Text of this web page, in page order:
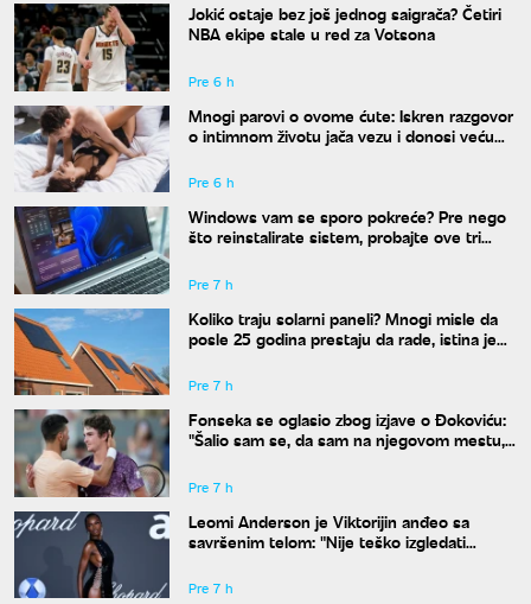
Jokić ostaje bez još jednog saigrača? Četiri
NBA ekipe stale u red za Votsona
Pre 6 h
Mnogi parovi o ovome ćute: Iskren razgovor
o intimnom životu jača vezu i donosi veću
Pre 6 h
Windows vam se sporo pokreće? Pre nego
što reinstalirate sistem, probajte ove tri
Pre 7 h
Koliko traju solarni paneli? Mnogi misle da
posle 25 godina prestaju da rade, istina je
Pre 7 h
Fonseka se oglasio zbog izjave o Đokoviću:
"Šalio sam se, da sam na njegovom mestu,
Pre 7 h
Leomi Anderson je Viktorijin anđeo sa
savršenim telom: "Nije teško izgledati
Pre 7 h